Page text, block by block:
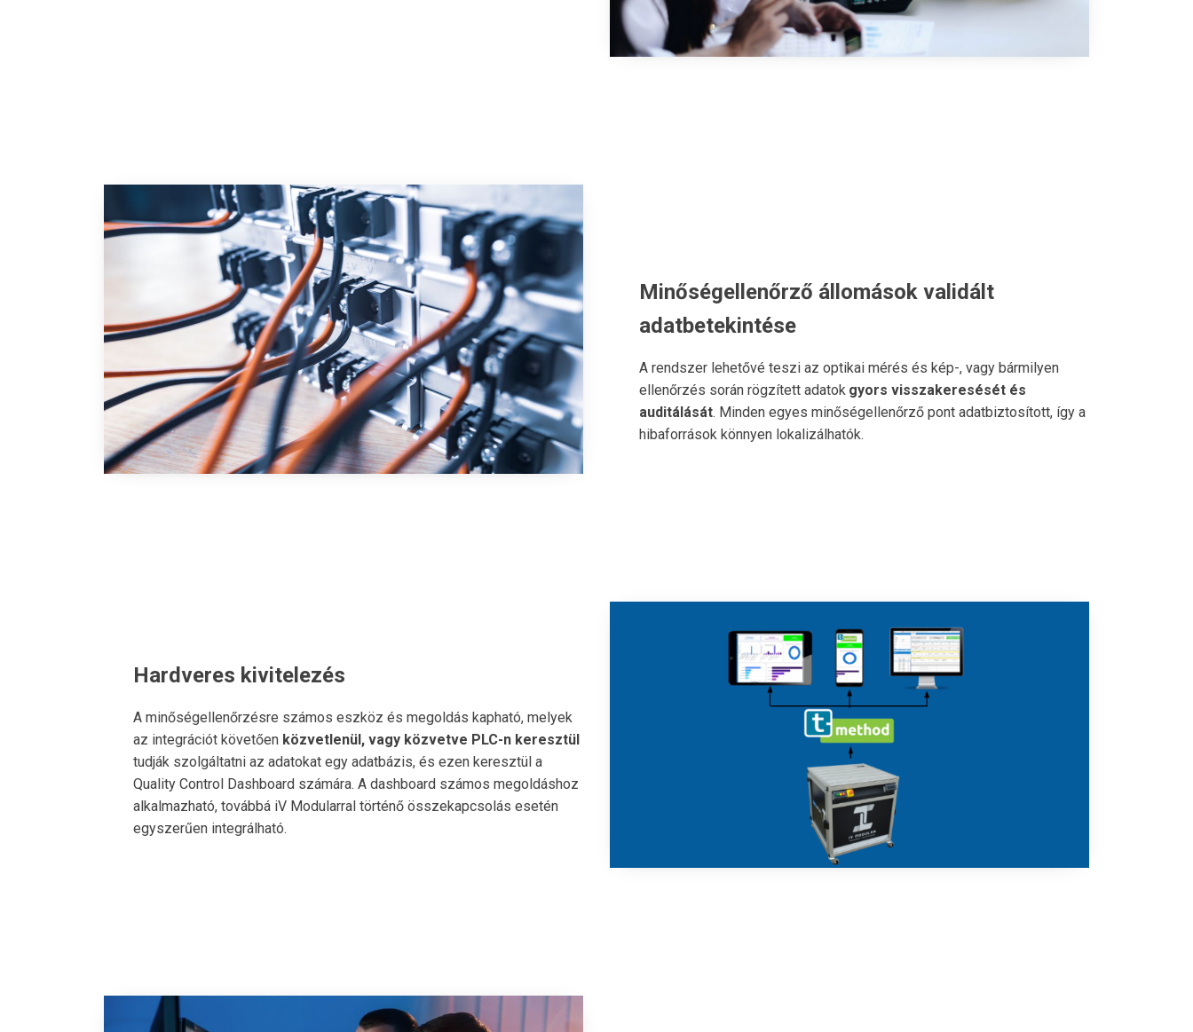
Minőségellenőrző állomások validált
adatbetekintése
A rendszer lehetővé teszi az optikai mérés és kép-, vagy bármilyen
ellenőrzés során rögzített adatok gyors visszakeresését és
auditálását. Minden egyes minőségellenőrző pont adatbiztosított, így a
hibaforrások könnyen lokalizálhatók.
Hardveres kivitelezés
A minőségellenőrzésre számos eszköz és megoldás kapható, melyek
az integrációt követően közvetlenül, vagy közvetve PLC-n keresztül
tudják szolgáltatni az adatokat egy adatbázis, és ezen keresztül a
Quality Control Dashboard számára. A dashboard számos megoldáshoz
alkalmazható, továbbá iV Modularral történő összekapcsolás esetén
egyszerűen integrálható.